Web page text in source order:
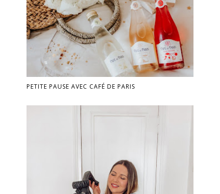
PETITE PAUSE AVEC CAFÉ DE PARIS